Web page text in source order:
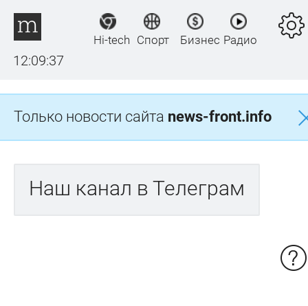
12:09:37
Hi-tech Спорт Бизнес Радио
Только новости сайта news-front.info
Наш канал в Телеграм